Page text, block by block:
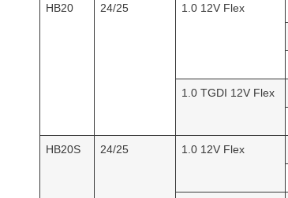
HB20 24/25 1.0 12V Flex
1.0 TGDI 12V Flex
HB20S 24/25 1.0 12V Flex